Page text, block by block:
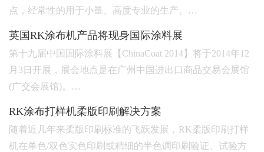
点，经常性的用于小量、高度专业的生产。…
英国RK涂布机产品将现身国际涂料展
第十九届中国国际涂料展【ChinaCoat 2014】将于2014年12
月3日开展，展会地点是在广州中国进出口商品交易会展馆
(广交会展馆)。…
RK涂布打样机柔版印刷解决方案
随着近几年来柔版印刷标准的飞跃发展，RK柔版印刷打样
机在单色/双色实色印刷或精细的半色调印刷验证、试验方